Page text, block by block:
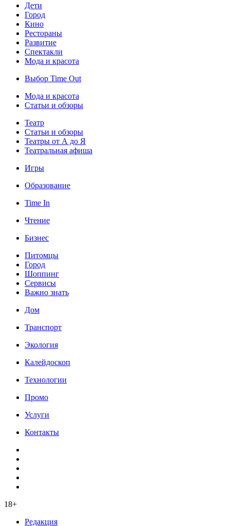
Дети
Город
Кино
Рестораны
Развитие
Спектакли
Мода и красота
Выбор Time Out
Мода и красота
Статьи и обзоры
Театр
Статьи и обзоры
Театры от А до Я
Театральная афиша
Игры
Образование
Time In
Чтение
Бизнес
Питомцы
Город
Шоппинг
Сервисы
Важно знать
Дом
Транспорт
Экология
Калейдоскоп
Технологии
Промо
Услуги
Контакты
18+
Редакция